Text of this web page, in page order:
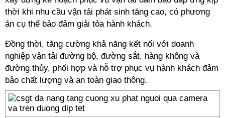
thời khi nhu cầu vận tải phát sinh tăng cao, có phương
án cụ thể bảo đảm giải tỏa hành khách.
Đồng thời, tăng cường khả năng kết nối với doanh
nghiệp vận tải đường bộ, đường sắt, hàng không và
đường thủy, phối hợp và hỗ trợ phục vụ hành khách đảm
bảo chất lượng và an toàn giao thông.